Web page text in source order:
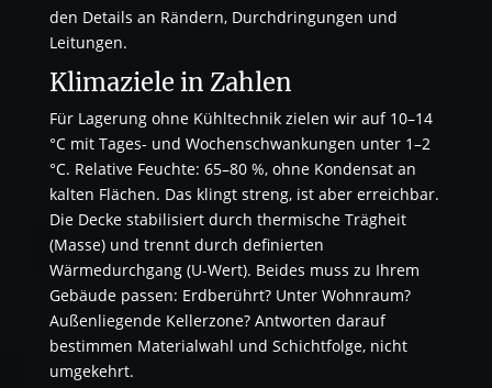
den Details an Rändern, Durchdringungen und
Leitungen.
Klimaziele in Zahlen
Für Lagerung ohne Kühltechnik zielen wir auf 10–14
°C mit Tages- und Wochenschwankungen unter 1–2
°C. Relative Feuchte: 65–80 %, ohne Kondensat an
kalten Flächen. Das klingt streng, ist aber erreichbar.
Die Decke stabilisiert durch thermische Trägheit
(Masse) und trennt durch definierten
Wärmedurchgang (U-Wert). Beides muss zu Ihrem
Gebäude passen: Erdberührt? Unter Wohnraum?
Außenliegende Kellerzone? Antworten darauf
bestimmen Materialwahl und Schichtfolge, nicht
umgekehrt.